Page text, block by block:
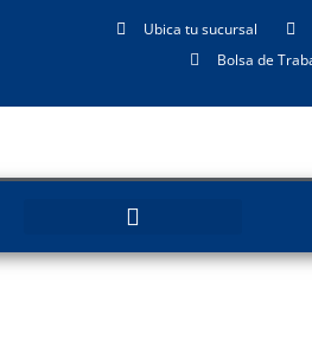
Ubica tu sucursal
Bolsa de